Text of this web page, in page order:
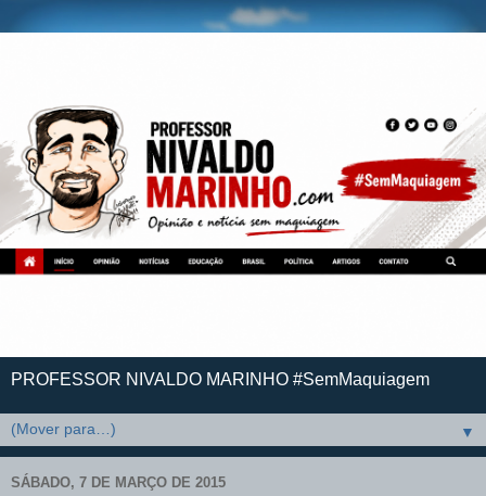
PROFESSOR NIVALDO MARINHO #SemMaquiagem
▼
SÁBADO, 7 DE MARÇO DE 2015